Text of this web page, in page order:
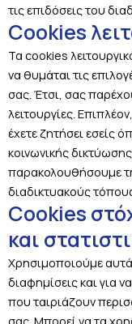
τις επιδόσεις του
Cookies
Τα cookies
να θυμάται τις
σας. Έτσι, σας
λειτουργίες.
έχετε ζητήσει εσείς
κοινωνικής
παρακολουθήσουμε
διαδικτυακούς
Cookies
και
Χρησιμοποιούμε
διαφημίσεις και για
που ταιριάζουν
σας. Μπορεί να τα